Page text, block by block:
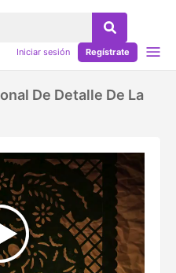
Iniciar sesión Regístrate
De Detalle De La